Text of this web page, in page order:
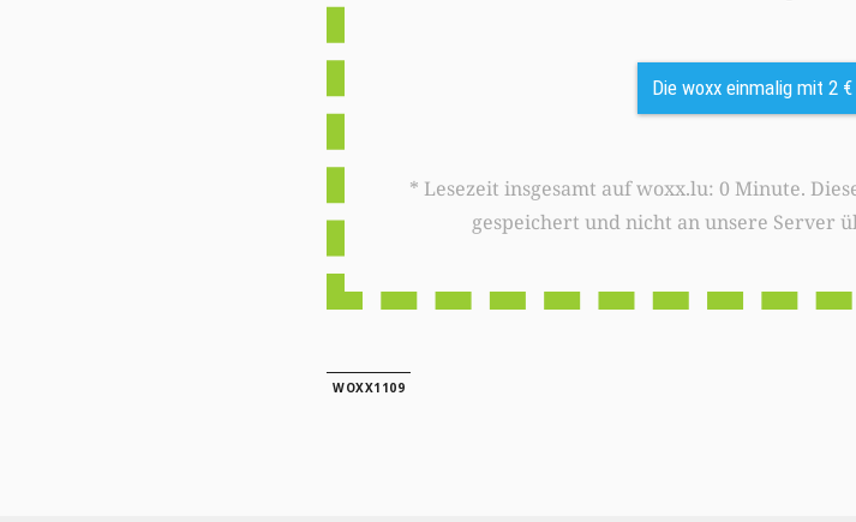
Die woxx einmalig mit 2
* Lesezeit insgesamt auf woxx.lu: 0 Minute. Diese Daten werden nur in Ihrem Browser
gespeichert und nicht an unsere Server
WOXX1109